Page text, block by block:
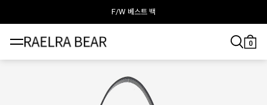
라엘라베어가 추천하는 이달의 백
0